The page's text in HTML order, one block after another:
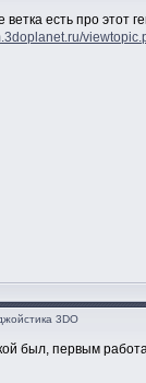
ветка есть про этот
3DO
был, первым